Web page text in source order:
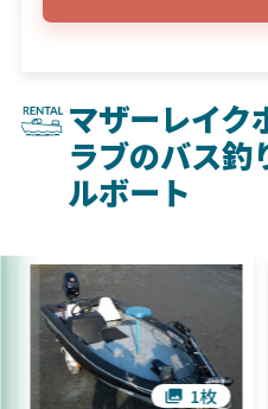
マザーレイク
ラブのバス釣
ルボート
1枚